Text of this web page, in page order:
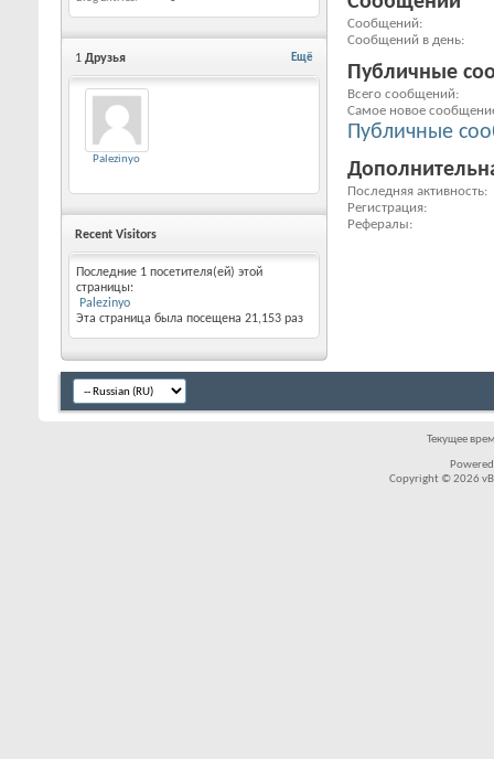
Ещё
1 Друзья
Palezinyo
Recent Visitors
Последние 1 посетителя(ей) этой
страницы:
Palezinyo
Эта страница была посещена 21,153 раз
Сообщений
Сообщений в день
Публичные
Всего сообщений
Самое новое
Публичные
Последняя активность
Регистрация
Рефералы
Текущее
Copyright © 2026